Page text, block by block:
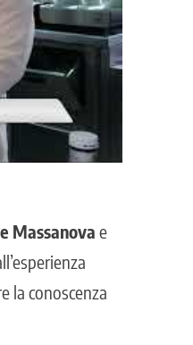
Massanova e
la conoscenza